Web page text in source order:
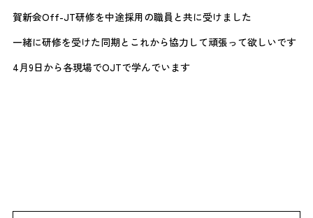
賀新会Off-JT研修を中途採用の職員と共に受けました
一緒に研修を受けた同期とこれから協力して頑張って欲しいです
4月9日から各現場でOJTで学んでいます